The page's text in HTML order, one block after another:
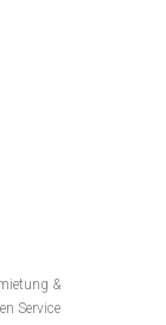
&
Service